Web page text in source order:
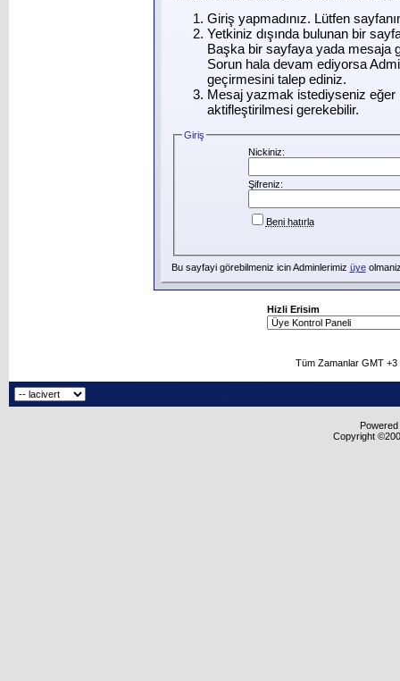
Giriş yapmadınız. Lütfen
Yetkiniz dışında bulunan bir
Başka bir sayfaya yada mesaja
Sorun hala devam ediyorsa
geçirmesini talep ediniz.
Mesaj yazmak istediyseniz eğer
aktifleştirilmesi gerekebilir.
Giriş
Nickiniz:
Şifreniz:
Beni hatırla
Bu sayfayi görebilmeniz icin Adminlerimiz üye
Hizli Erisim
Tüm Zamanlar GMT
Copyright